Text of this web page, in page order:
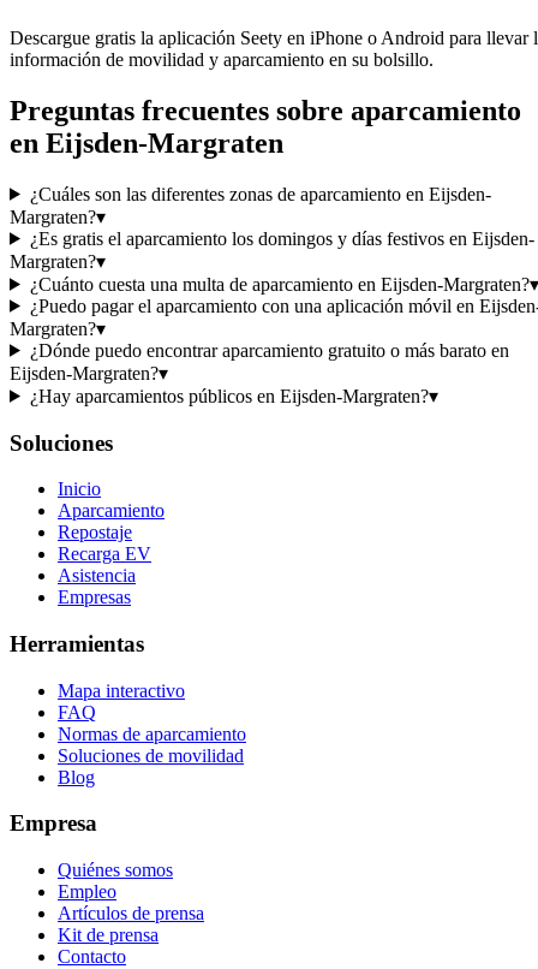
Descargue gratis la aplicación Seety en iPhone o Android para llevar
información de movilidad y aparcamiento en su bolsillo.
Preguntas frecuentes sobre aparcamiento
en Eijsden-Margraten
¿Cuáles son las diferentes zonas de aparcamiento en Eijsden-
Margraten?▾
¿Es gratis el aparcamiento los domingos y días festivos en Eijsden-
Margraten?▾
¿Cuánto cuesta una multa de aparcamiento en Eijsden-Margraten?▾
¿Puedo pagar el aparcamiento con una aplicación móvil en
Margraten?▾
¿Dónde puedo encontrar aparcamiento gratuito o más barato en
Eijsden-Margraten?▾
¿Hay aparcamientos públicos en Eijsden-Margraten?▾
Soluciones
Inicio
Aparcamiento
Repostaje
Recarga EV
Asistencia
Empresas
Herramientas
Mapa interactivo
FAQ
Normas de aparcamiento
Soluciones de movilidad
Blog
Empresa
Quiénes somos
Empleo
Artículos de prensa
Kit de prensa
Contacto